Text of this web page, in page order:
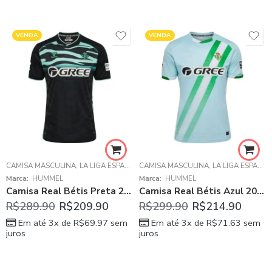
VENDA
CAMISA MASCULINA, LA LIGA ESPANHOLA ,REAL BÉTIS
Marca: HUMMEL
Camisa Real Bétis Preta 2025/26 Third Masculina
R$289.90 R$209.90
Em até 3x de R$69.97 sem
juros
VENDA
CAMISA MASCULINA, LA LIGA ESPANHOLA
Marca: HUMMEL
Camisa Real Bétis Azul 2025/26 Away II Masculina
R$299.90 R$214.90
Em até 3x de R$71.63 sem
juros